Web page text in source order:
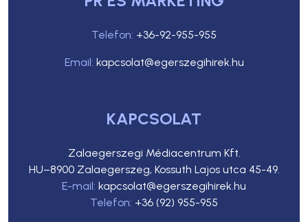
Telefon: +36-92-955-955
Email: kapcsolat@egerszegihirek.hu
KAPCSOLAT
Zalaegerszegi Médiacentrum Kft.
HU–8900 Zalaegerszeg, Kossuth Lajos utca 45-49.
E-mail: kapcsolat@egerszegihirek.hu
Telefon: +36 (92) 955-955